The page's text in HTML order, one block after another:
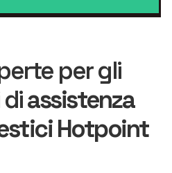
per gli
assistenza
Hotpoint